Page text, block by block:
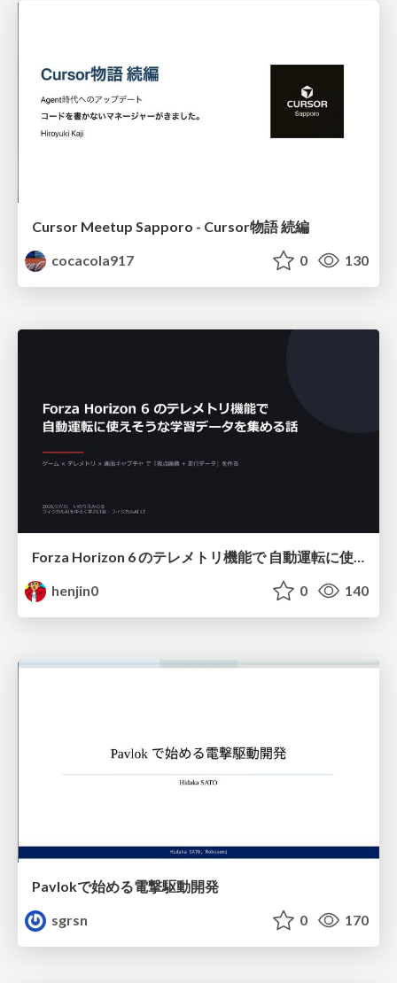
Cursor Meetup Sapporo - Cursor物語 続編
cocacola917
0 130
henjin0
0 140
Pavlokで始める電撃駆動開発
sgrsn
0 170